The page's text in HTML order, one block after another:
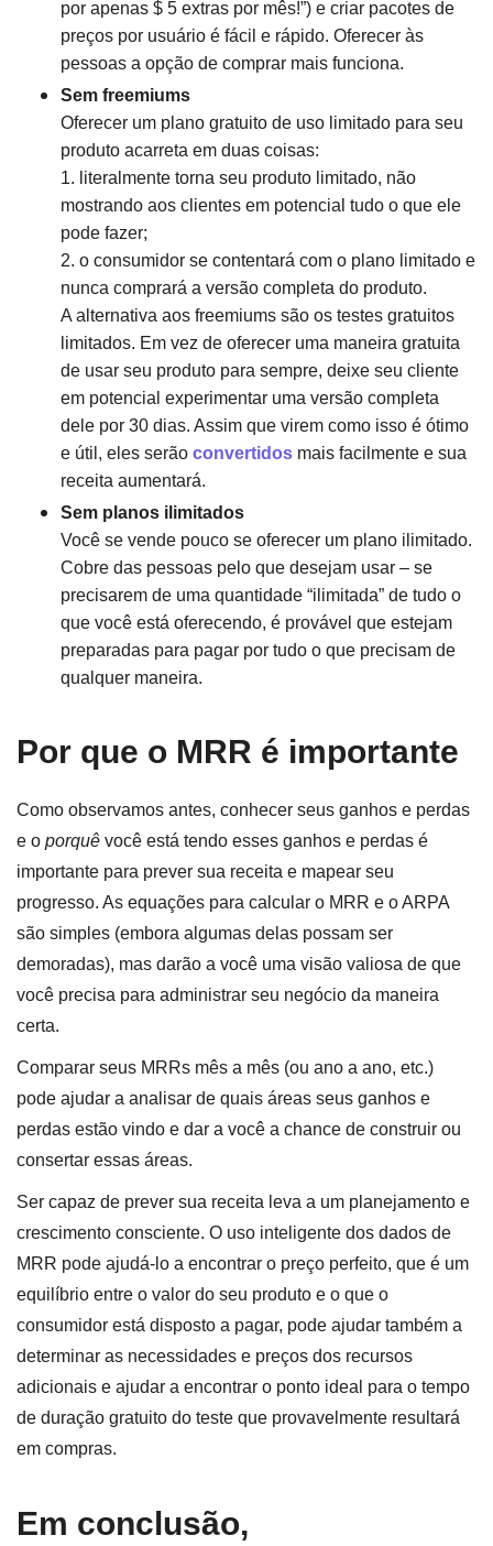
por apenas $ 5 extras por mês!”) e criar pacotes de
preços por usuário é fácil e rápido. Oferecer às
pessoas a opção de comprar mais funciona.
Sem freemiums
Oferecer um plano gratuito de uso limitado para seu
produto acarreta em duas coisas:
1. literalmente torna seu produto limitado, não
mostrando aos clientes em potencial tudo o que ele
pode fazer;
2. o consumidor se contentará com o plano limitado e
nunca comprará a versão completa do produto.
A alternativa aos freemiums são os testes gratuitos
limitados. Em vez de oferecer uma maneira gratuita
de usar seu produto para sempre, deixe seu cliente
em potencial experimentar uma versão completa
dele por 30 dias. Assim que virem como isso é ótimo
e útil, eles serãoconvertidos mais facilmente e sua
receita aumentará.
Sem planos ilimitados
Você se vende pouco se oferecer um plano ilimitado.
Cobre das pessoas pelo que desejam usar – se
precisarem de uma quantidade “ilimitada” de tudo o
que você está oferecendo, é provável que estejam
preparadas para pagar por tudo o que precisam de
qualquer maneira.
Por que o MRR é importante
Como observamos antes, conhecer seus ganhos e perdas
e oporquêvocê está tendo esses ganhos e perdas é
importante para prever sua receita e mapear seu
progresso. As equações para calcular o MRR e o ARPA
são simples (embora algumas delas possam ser
demoradas), mas darão a você uma visão valiosa de que
você precisa para administrar seu negócio da maneira
certa.
Comparar seus MRRs mês a mês (ou ano a ano, etc.)
pode ajudar a analisar de quais áreas seus ganhos e
perdas estão vindo e dar a você a chance de construir ou
consertar essas áreas.
Ser capaz de prever sua receita leva a um planejamento e
crescimento consciente. O uso inteligente dos dados de
MRR pode ajudá-lo a encontrar o preço perfeito, que é um
equilíbrio entre o valor do seu produto e o que o
consumidor está disposto a pagar, pode ajudar também a
determinar as necessidades e preços dos recursos
adicionais e ajudar a encontrar o ponto ideal para o tempo
de duração gratuito do teste que provavelmente resultará
em compras.
Em conclusão,